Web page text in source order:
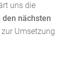
uns die
den nächsten
Umsetzung